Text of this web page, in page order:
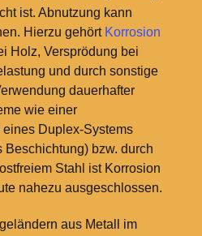
ist. Abnutzung kann
Hierzu gehört Korrosion
Holz, Versprödung bei
und durch sonstige
dauerhafter
wie einer
eines Duplex-Systems
bzw. durch
Stahl ist Korrosion
nahezu ausgeschlossen.
aus Metall im